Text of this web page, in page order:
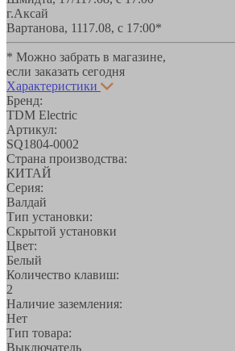
г.Аксай
Вартанова, 1117.08, с 17:00*
* Можно забрать в магазине,
если заказать сегодня
Характеристики
Бренд:
TDM Electric
Артикул:
SQ1804-0002
Страна производства:
КИТАЙ
Серия:
Валдай
Тип установки:
Скрытой установки
Цвет:
Белый
Количество клавиш:
2
Наличие заземления:
Нет
Тип товара:
Выключатель